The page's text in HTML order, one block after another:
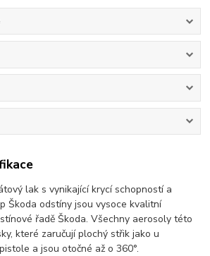
lak s vynikající krycí schopností a
Škoda odstíny jsou vysoce kvalitní
řadě Škoda. Všechny aerosoly této
které zaručují plochý střik jako u
a jsou otočné až o 360°.